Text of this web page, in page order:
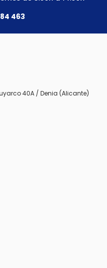
463
40A / Denia (Alicante)